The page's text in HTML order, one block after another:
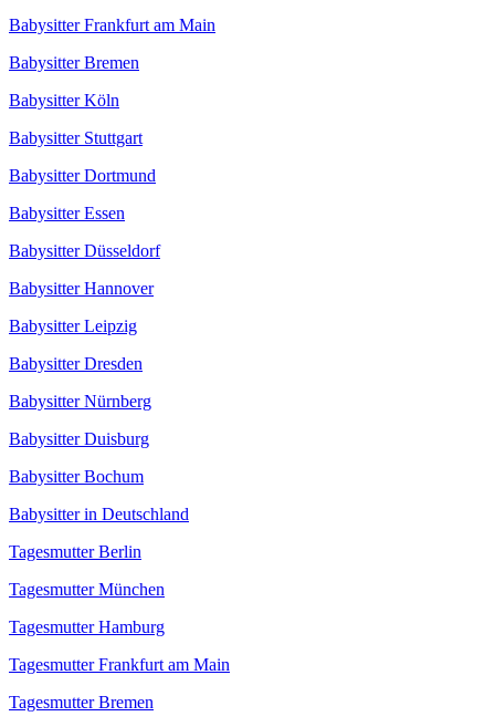
Babysitter Frankfurt am Main
Babysitter Bremen
Babysitter Köln
Babysitter Stuttgart
Babysitter Dortmund
Babysitter Essen
Babysitter Düsseldorf
Babysitter Hannover
Babysitter Leipzig
Babysitter Dresden
Babysitter Nürnberg
Babysitter Duisburg
Babysitter Bochum
Babysitter in Deutschland
Tagesmutter Berlin
Tagesmutter München
Tagesmutter Hamburg
Tagesmutter Frankfurt am Main
Tagesmutter Bremen